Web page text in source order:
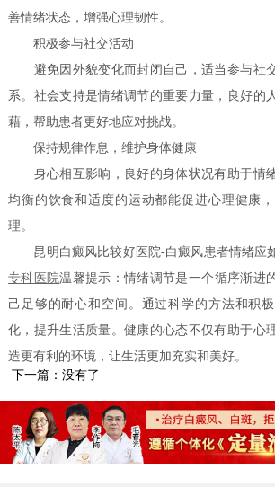
善情绪状态，增强心理韧性。
积极参与社交活动
避免因外貌变化而封闭自己，适当参与社
系。社会支持是情绪调节的重要力量，良好的
藉，帮助患者更好地应对挑战。
保持规律作息，维护身体健康
身心相互影响，良好的身体状况有助于情绪
均衡的饮食和适度的运动都能促进心理健康
理。
昆明白癜风比较好医院-白癜风患者情绪应
专科医院温馨提示：情绪调节是一个循序渐进
己足够的耐心和空间。通过科学的方法和积
化，提升生活质量。健康的心态不仅有助于心
造更有利的环境，让生活更加充实和美好。
下一篇：没有了